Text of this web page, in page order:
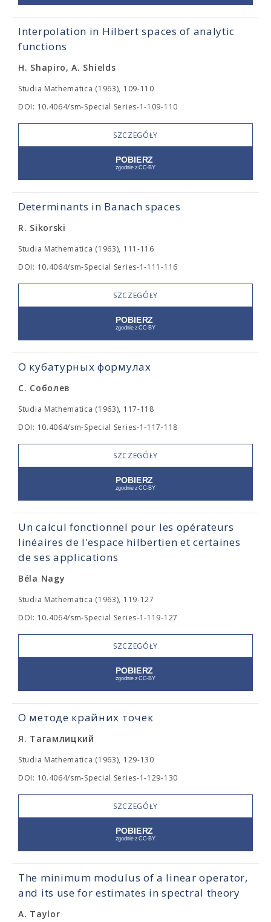
Interpolation in Hilbert spaces of analytic
functions
H. Shapiro, A. Shields
Studia Mathematica (1963), 109-110
DOI: 10.4064/sm-Special Series-1-109-110
SZCZEGÓŁY
Determinants in Banach spaces
R. Sikorski
Studia Mathematica (1963), 111-116
DOI: 10.4064/sm-Special Series-1-111-116
SZCZEGÓŁY
О кубатурных формулах
С. Соболев
Studia Mathematica (1963), 117-118
DOI: 10.4064/sm-Special Series-1-117-118
SZCZEGÓŁY
Un calcul fonctionnel pour les opérateurs
linéaires de l'espace hilbertien et certaines
de ses applications
Béla Nagy
Studia Mathematica (1963), 119-127
DOI: 10.4064/sm-Special Series-1-119-127
SZCZEGÓŁY
О методе крайних точек
Я. Тагамлицкий
Studia Mathematica (1963), 129-130
DOI: 10.4064/sm-Special Series-1-129-130
SZCZEGÓŁY
The minimum modulus of a linear operator,
and its use for estimates in spectral theory
A. Taylor